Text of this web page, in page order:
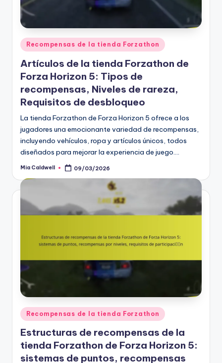
Posted
Recompensas de la tienda Forzathon
Artículos de la tienda Forzathon de
Forza Horizon 5: Tipos de
recompensas, Niveles de rareza,
Requisitos de desbloqueo
La tienda Forzathon de Forza Horizon 5 ofrece a los
jugadores una emocionante variedad de recompensas,
incluyendo vehículos, ropa y artículos únicos, todos
diseñados para mejorar la experiencia de juego.…
Posted
Mia Caldwell 09/03/2026
Posted
in
Recompensas de la tienda Forzathon
Estructuras de recompensas de la
tienda Forzathon de Forza Horizon 5:
sistemas de puntos, recompensas